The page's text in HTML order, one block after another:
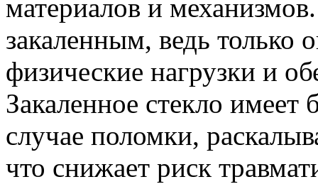
материалов и
закаленным, ведь только
физические нагрузки и
Закаленное стекло
случае поломки,
что снижает риск